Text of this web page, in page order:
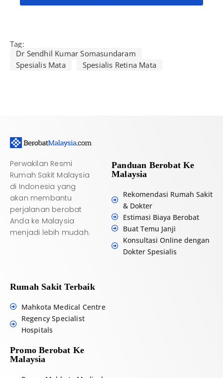
e
e
:
Tag:
Dr Sendhil Kumar Somasundaram
Spesialis Mata
Spesialis Retina Mata
Perwakilan Resmi
Rumah Sakit Malaysia
di Indonesia yang
akan membantu
perjalanan berobat
Anda ke Malaysia
menjadi lebih mudah.
Panduan Berobat Ke
Malaysia
Rekomendasi Rumah Sakit
& Dokter
Estimasi Biaya Berobat
Buat Temu Janji
Konsultasi Online dengan
Dokter Spesialis
Rumah Sakit Terbaik
Mahkota Medical Centre
Regency Specialist
Hospitals
Promo Berobat Ke
Malaysia